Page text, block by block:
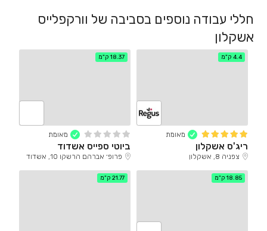
חללי עבודה נוספים בסביבה של וורקפלייס
אשקלון
מאומת
4.4 ק"מ
ריג'ס אשקלון
צפניה 8, אשקלון
מאומת
18.37 ק"מ
ביוטי ספייס אשדוד
פרופ׳ אברהם הרשקו 10, אשדוד
18.85 ק"מ 21.77 ק"מ